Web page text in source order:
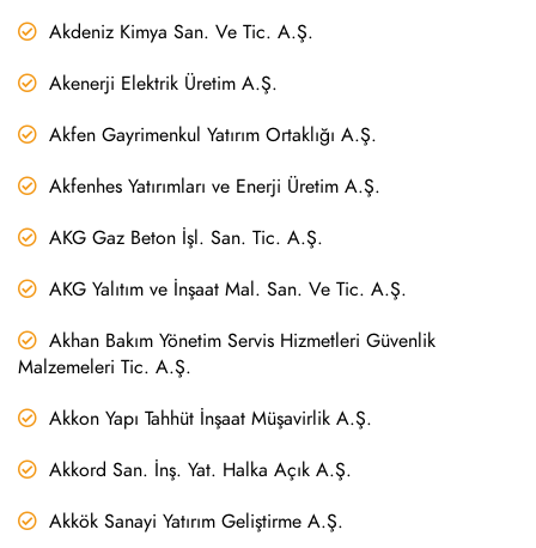
Akdeniz Kimya San. Ve Tic. A.Ş.
Akenerji Elektrik Üretim A.Ş.
Akfen Gayrimenkul Yatırım Ortaklığı A.Ş.
Akfenhes Yatırımları ve Enerji Üretim A.Ş.
AKG Gaz Beton İşl. San. Tic. A.Ş.
AKG Yalıtım ve İnşaat Mal. San. Ve Tic. A.Ş.
Akhan Bakım Yönetim Servis Hizmetleri Güvenlik
Malzemeleri Tic. A.Ş.
Akkon Yapı Tahhüt İnşaat Müşavirlik A.Ş.
Akkord San. İnş. Yat. Halka Açık A.Ş.
Akkök Sanayi Yatırım Geliştirme A.Ş.